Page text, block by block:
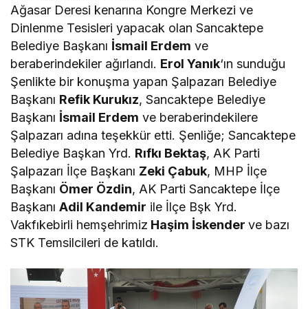
Ağasar Deresi kenarına Kongre Merkezi ve
Dinlenme Tesisleri yapacak olan Sancaktepe
Belediye Başkanı İsmail Erdem ve
beraberindekiler ağırlandı. Erol Yanık‘ın sunduğu
Şenlikte bir konuşma yapan Şalpazarı Belediye
Başkanı Refik Kurukız, Sancaktepe Belediye
Başkanı İsmail Erdem ve beraberindekilere
Şalpazarı adına teşekkür etti. Şenliğe; Sancaktepe
Belediye Başkan Yrd. Rıfkı Bektaş, AK Parti
Şalpazarı İlçe Başkanı Zeki Çabuk, MHP İlçe
Başkanı Ömer Özdin, AK Parti Sancaktepe İlçe
BaşkanıAdil Kandemir ile İlçe Bşk Yrd.
Vakfıkebirli hemşehrimiz Haşim İskenderve bazı
STK Temsilcileri de katıldı.